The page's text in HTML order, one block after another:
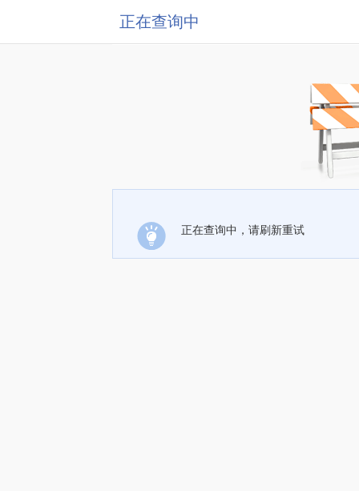
正在查询中
正在查询中，请刷新重试